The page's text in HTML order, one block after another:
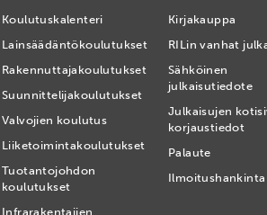
Koulutuskalenteri
Lainsäädäntökoulutukset
Rakennuttajakoulutukset
Suunnittelijakoulutukset
Valvojien koulutus
Liiketoimintakoulutukset
Tuotantojohdon
koulutukset
Infrarakentajien
Kirjakauppa
RILin vanhat
Sähköinen
julkaisutiedote
Julkaisujen
korjaustiedot
Palaute
Ilmoitushankinta